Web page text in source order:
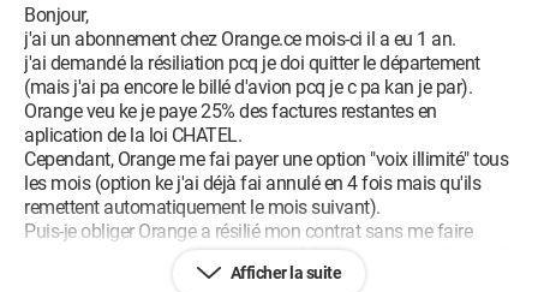
Bonjour,
j'ai un abonnement chez Orange.ce mois-ci il a eu 1 an.
j'ai demandé la résiliation pcq je doi quitter le département
(mais j'ai pa encore le billé d'avion pcq je c pa kan je par).
Orange veu ke je paye 25% des factures restantes en
aplication de la loi CHATEL.
Cependant, Orange me fai payer une option "voix illimité" tous
les mois (option ke j'ai déjà fai annulé en 4 fois mais qu'ils
remettent automatiquement le mois suivant).
Puis-je obliger Orange a résilié mon contrat sans me faire
payer quoi que se soit pour ce motif (option non désiré, annulé
mai sans cesse reconduite par Orange) ?
Afficher la suite